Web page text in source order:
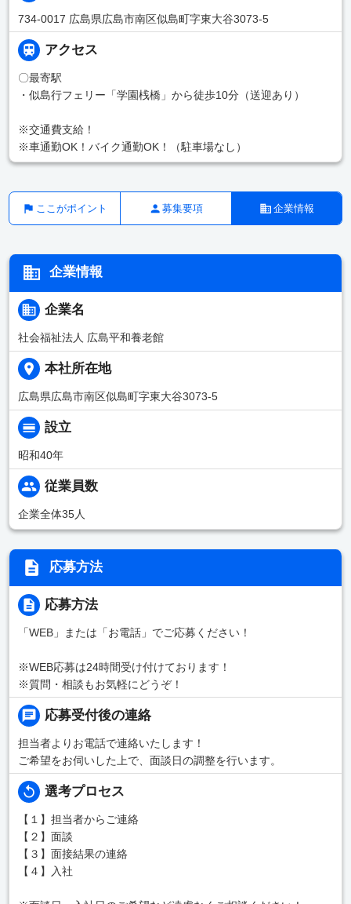
734-0017 広島県広島市南区似島町字東大谷3073-5
アクセス
〇最寄駅
・似島行フェリー「学園桟橋」から徒歩10分（送迎あり）
※交通費支給！
※車通勤OK！バイク通勤OK！（駐車場なし）
ここがポイント 募集要項 企業情報
企業情報
企業名
社会福祉法人 広島平和養老館
本社所在地
広島県広島市南区似島町字東大谷3073-5
設立
昭和40年
従業員数
企業全体35人
応募方法
応募方法
「WEB」または「お電話」でご応募ください！
※WEB応募は24時間受け付けております！
※質問・相談もお気軽にどうぞ！
応募受付後の連絡
担当者よりお電話で連絡いたします！
ご希望をお伺いした上で、面談日の調整を行います。
選考プロセス
【１】担当者からご連絡
【２】面談
【３】面接結果の連絡
【４】入社